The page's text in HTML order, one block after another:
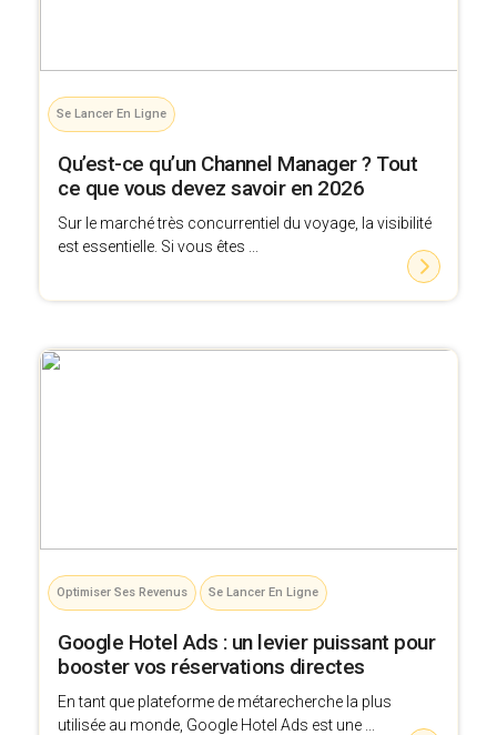
Se Lancer En Ligne
Qu’est-ce qu’un Channel Manager ? Tout
ce que vous devez savoir en 2026
Sur le marché très concurrentiel du voyage, la visibilité
est essentielle. Si vous êtes ...
Optimiser Ses Revenus Se Lancer En Ligne
Google Hotel Ads : un levier puissant pour
booster vos réservations directes
En tant que plateforme de métarecherche la plus
utilisée au monde, Google Hotel Ads est une ...